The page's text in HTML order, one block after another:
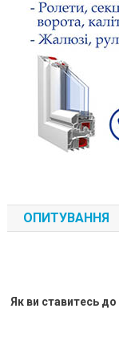
ОПИТУВАННЯ
Як ви ставитесь